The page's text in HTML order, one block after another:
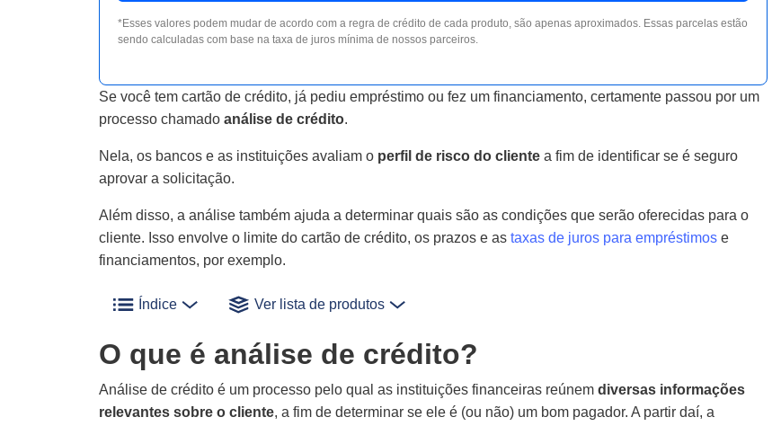
*Esses valores podem mudar de acordo com a regra de crédito de cada produto, são apenas aproximados. Essas parcelas estão
sendo calculadas com base na taxa de juros mínima de nossos parceiros.
Se você tem cartão de crédito, já pediu empréstimo ou fez um financiamento, certamente passou por um
processo chamado análise de crédito.
Nela, os bancos e as instituições avaliam o perfil de risco do cliente a fim de identificar se é seguro
aprovar a solicitação.
Além disso, a análise também ajuda a determinar quais são as condições que serão oferecidas para o
cliente. Isso envolve o limite do cartão de crédito, os prazos e as taxas de juros para empréstimos e
financiamentos, por exemplo.
Índice Ver lista de produtos
O que é análise de crédito?
Análise de crédito é um processo pelo qual as instituições financeiras reúnem diversas informações
relevantes sobre o cliente, a fim de determinar se ele é (ou não) um bom pagador. A partir daí, a